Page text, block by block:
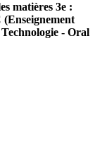
matières 3e :
- Oral